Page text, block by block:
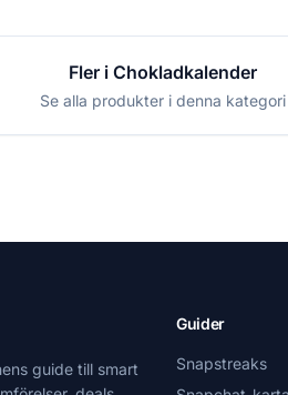
Fler i Chokladkalender
Se alla produkter i denna kategori
guide till smart
Guider
Snapstreaks